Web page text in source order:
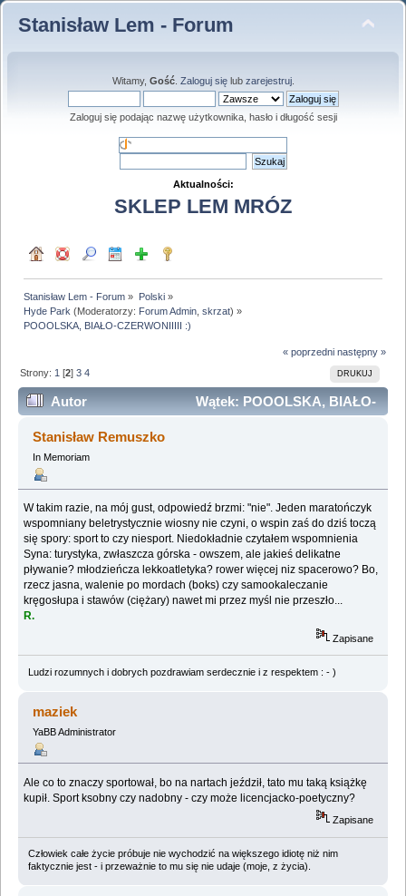
Stanisław Lem - Forum
Witamy, Gość. Zaloguj sięlub zarejestruj.
Zaloguj się podając nazwę użytkownika, hasło i długość sesji
Aktualności:
SKLEP LEM MRÓZ
Stanisław Lem - Forum » Polski»
Hyde Park (Moderatorzy: Forum Admin ,skrzat) »
POOOLSKA, BIAŁO-CZERWONIIIII :)
« poprzedni następny »
DRUKUJ
Strony: 1 [2]3 4
Autor
Wątek: POOOLSKA, BIAŁO-
CZERWONIIIII :) (Przeczytany 96201 razy)
Stanisław Remuszko
In Memoriam
W takim razie, na mój gust, odpowiedź brzmi: "nie". Jeden maratończyk
wspomniany beletrystycznie wiosny nie czyni, o wspin zaś do dziś toczą
się spory: sport to czy niesport. Niedokładnie czytałem wspomnienia
Syna: turystyka, zwłaszcza górska - owszem, ale jakieś delikatne
pływanie? młodzieńcza lekkoatletyka? rower więcej niz spacerowo? Bo,
rzecz jasna, walenie po mordach (boks) czy samookaleczanie
kręgosłupa i stawów (ciężary) nawet mi przez myśl nie przeszło...
R.
Zapisane
Ludzi rozumnych i dobrych pozdrawiam serdecznie i z respektem : - )
maziek
YaBB Administrator
Ale co to znaczy sportował, bo na nartach jeździł, tato mu taką książkę
kupił. Sport ksobny czy nadobny - czy może licencjacko-poetyczny?
Zapisane
Człowiek całe życie próbuje nie wychodzić na większego idiotę niż nim
faktycznie jest - i przeważnie to mu się nie udaje (moje, z życia).